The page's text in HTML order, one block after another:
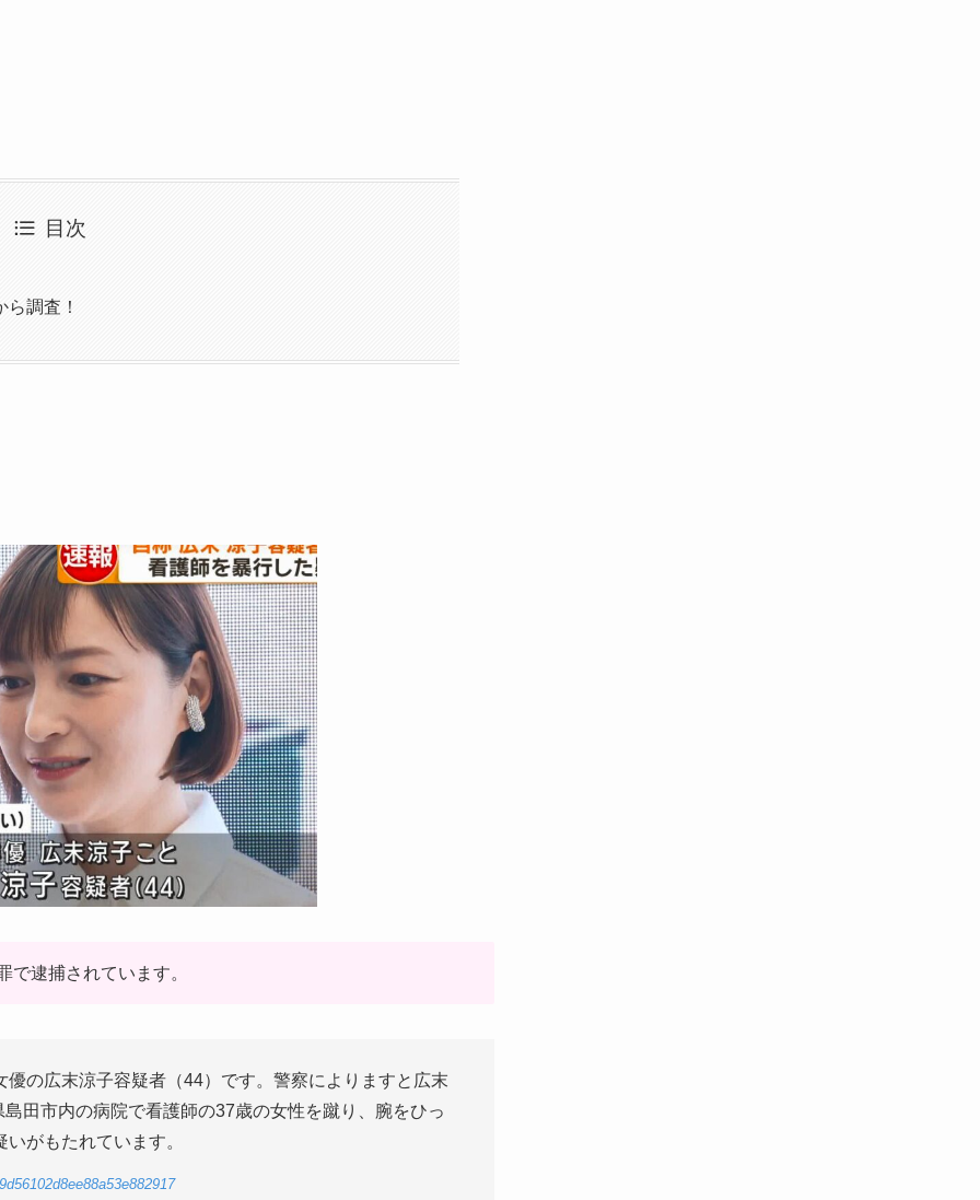
目次
調査！
で逮捕されています。
の広末涼子容疑者（44）です。警察によりますと広末
田市内の病院で看護師の37歳の女性を蹴り、腕をひっ
がもたれています。